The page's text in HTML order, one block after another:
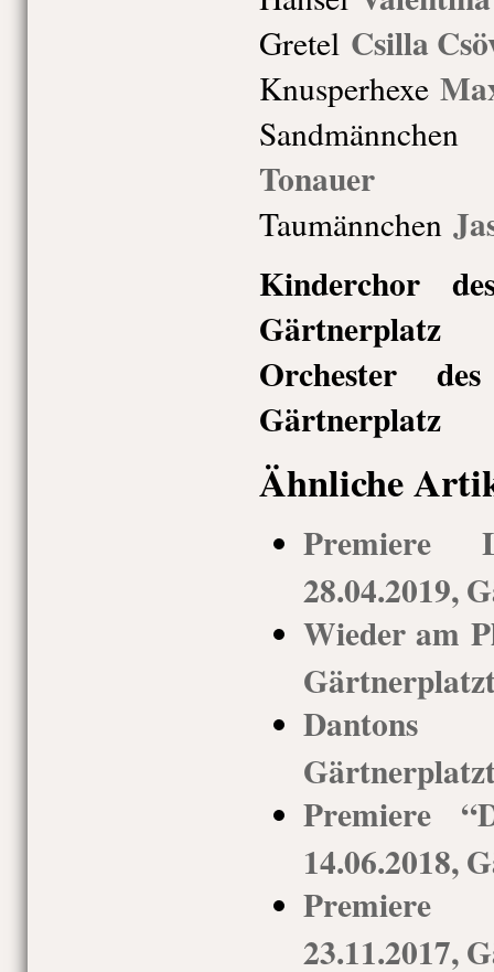
Gretel Csilla
Knusperhexe
Tonauer
Taumännchen
Kinderchor
Gärtnerplatz
Orchester
Gärtnerplatz
Ähnliche
Premiere
28.04.2019,
Wieder am
Dantons
Premiere
14.06.2018,
Premiere
23.11.2017,